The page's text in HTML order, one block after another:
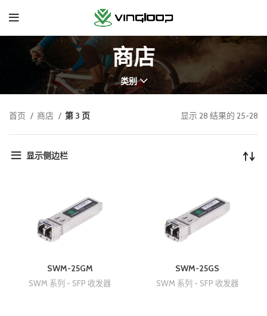
商店
类别
首页 商店 第 3 页 显示 28 结果的 25-28
显示侧边栏
SWM-25GM
SWM 系列 - SFP 收发器
SWM-25GS
SWM 系列 - SFP 收发器